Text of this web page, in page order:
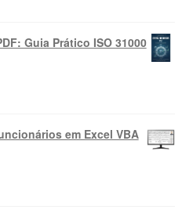
Guia Prático ISO 31000
em Excel VBA